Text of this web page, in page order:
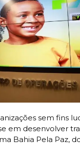
sem fins
em desenvolver
Bahia Pela Paz,